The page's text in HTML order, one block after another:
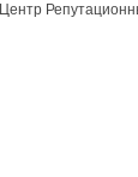
Центр